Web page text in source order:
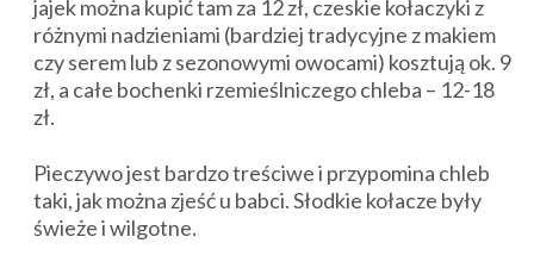
jajek można kupić tam za 12 zł, czeskie kołaczyki z
różnymi nadzieniami (bardziej tradycyjne z makiem
czy serem lub z sezonowymi owocami) kosztują ok. 9
zł, a całe bochenki rzemieślniczego chleba – 12-18
zł.
Pieczywo jest bardzo treściwe i przypomina chleb
taki, jak można zjeść u babci. Słodkie kołacze były
świeże i wilgotne.